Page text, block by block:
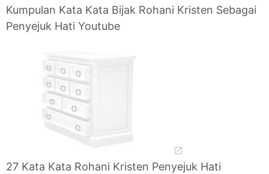
Kumpulan Kata Kata Bijak Rohani Kristen Sebagai
Penyejuk Hati Youtube
27 Kata Kata Rohani Kristen Penyejuk Hati